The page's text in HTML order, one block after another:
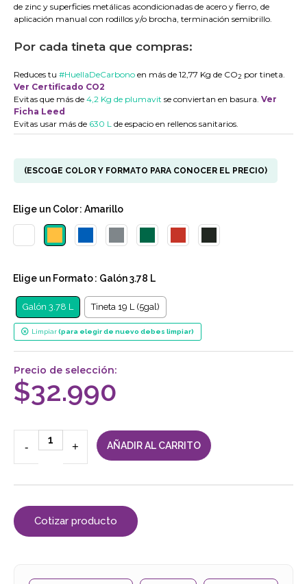
de zinc y superficies metálicas acondicionadas de acero y fierro, de
aplicación manual con rodillos y/o brocha, terminación semibrillo.
Por cada tineta que compras:
Reduces tu #HuellaDeCarbono en más de 12,77 Kg de CO2 por tineta.
Ver Certificado CO2
Evitas que más de 4,2 Kg de plumavit se conviertan en basura. Ver
Ficha Leed
Evitas usar más de 630 L de espacio en rellenos sanitarios.
(ESCOGE COLOR Y FORMATO PARA CONOCER EL PRECIO)
Elige un Color: Amarillo
Elige un Formato: Galón 3.78 L
Galón 3.78 L Tineta 19 L (5gal)
Limpiar
Precio de selección:
$32.990
- + AÑADIR AL CARRITO
Cotizar producto